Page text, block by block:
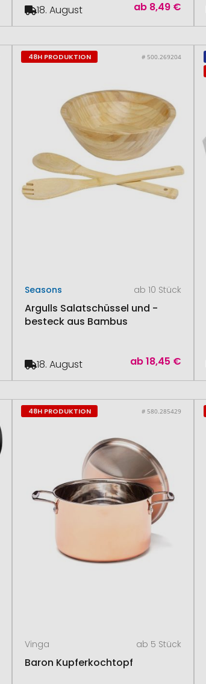
ab 8,49 €
18. August
48H PRODUKTION # 500.269204
Seasons ab 10 Stück
Argulls Salatschüssel und -
besteck aus Bambus
ab18,45 €
18. August
48H PRODUKTION # 580.285429
Vinga ab 5 Stück
Baron Kupferkochtopf